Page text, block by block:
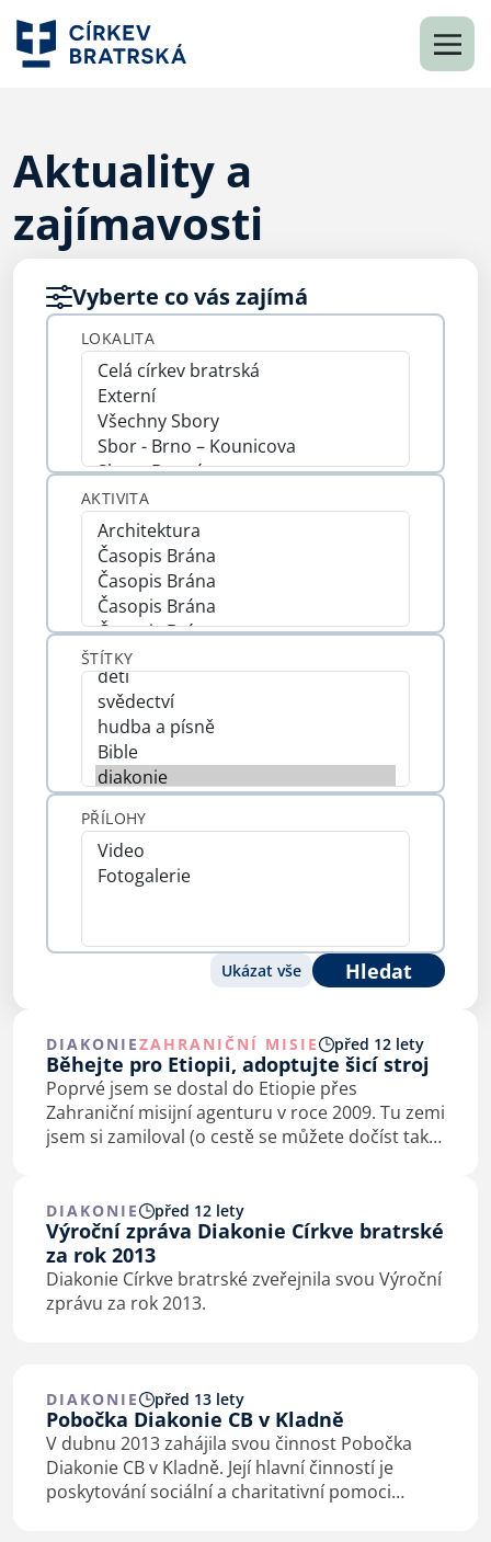
Aktuality a
zajímavosti
Vyberte co vás zajímá
LOKALITA
AKTIVITA
ŠTÍTKY
PŘÍLOHY
Ukázat vše Hledat
DIAKONIEZAHRANIČNÍ MISIE před 12 lety
Běhejte pro Etiopii, adoptujte šicí stroj
Poprvé jsem se dostal do Etiopie přes
Zahraniční misijní agenturu v roce 2009. Tu zemi
jsem si zamiloval (o cestě se můžete dočíst také
žádný dobrodruh ani…
DIAKONIE před 12 lety
Výroční zpráva Diakonie Církve bratrské
za rok 2013
Diakonie Církve bratrské zveřejnila svou Výroční
zprávu za rok 2013.
DIAKONIE před 13 lety
Pobočka Diakonie CB v Kladně
V dubnu 2013 zahájila svou činnost Pobočka
Diakonie CB v Kladně. Její hlavní činností je
poskytování sociální a charitativní pomoci